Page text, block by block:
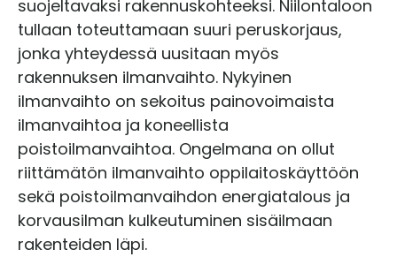
suojeltavaksi rakennuskohteeksi. Niilontaloon
tullaan toteuttamaan suuri peruskorjaus,
jonka yhteydessä uusitaan myös
rakennuksen ilmanvaihto. Nykyinen
ilmanvaihto on sekoitus painovoimaista
ilmanvaihtoa ja koneellista
poistoilmanvaihtoa. Ongelmana on ollut
riittämätön ilmanvaihto oppilaitoskäyttöön
sekä poistoilmanvaihdon energiatalous ja
korvausilman kulkeutuminen sisäilmaan
rakenteiden läpi.